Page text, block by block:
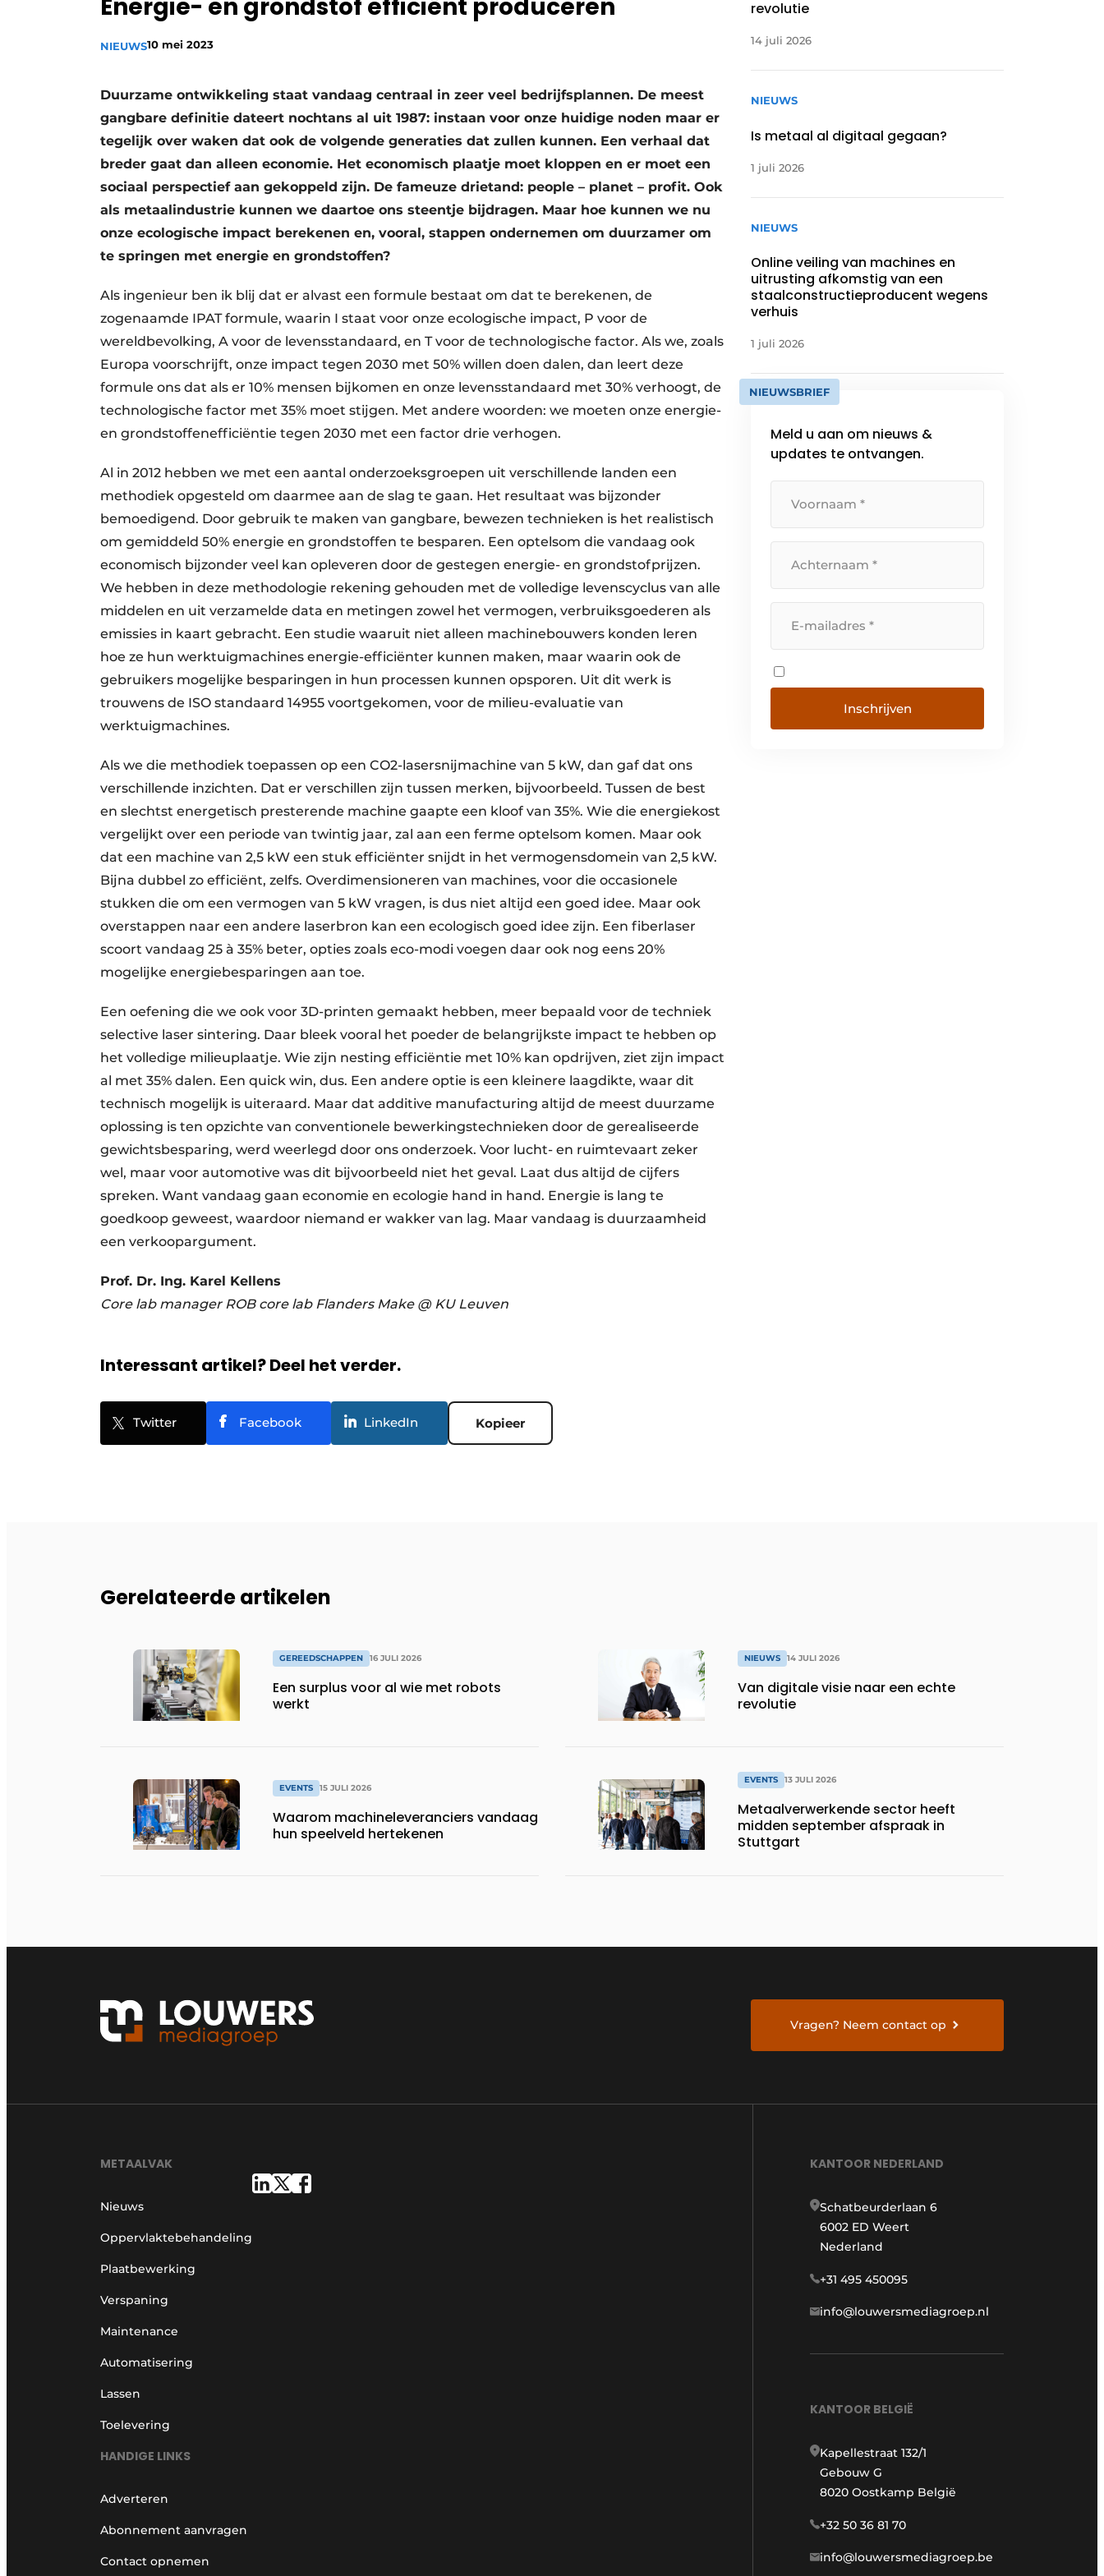
Vacature aanmelden
Vacatures
Energie- en grondstof efficiënt produceren
NIEUWS10 mei 2023
Duurzame ontwikkeling staat vandaag centraal in zeer veel bedrijfsplannen. De meest
gangbare definitie dateert nochtans al uit 1987: instaan voor onze huidige noden maar er
tegelijk over waken dat ook de volgende generaties dat zullen kunnen. Een verhaal dat
breder gaat dan alleen economie. Het economisch plaatje moet kloppen en er moet een
sociaal perspectief aan gekoppeld zijn. De fameuze drietand: people – planet – profit. Ook
als metaalindustrie kunnen we daartoe ons steentje bijdragen. Maar hoe kunnen we nu
onze ecologische impact berekenen en, vooral, stappen ondernemen om duurzamer om
te springen met energie en grondstoffen?
Als ingenieur ben ik blij dat er alvast een formule bestaat om dat te berekenen, de
zogenaamde IPAT formule, waarin I staat voor onze ecologische impact, P voor de
wereldbevolking, A voor de levensstandaard, en T voor de technologische factor. Als we, zoals
Europa voorschrijft, onze impact tegen 2030 met 50% willen doen dalen, dan leert deze
formule ons dat als er 10% mensen bijkomen en onze levensstandaard met 30% verhoogt, de
technologische factor met 35% moet stijgen. Met andere woorden: we moeten onze energie-
en grondstoffenefficiëntie tegen 2030 met een factor drie verhogen.
Al in 2012 hebben we met een aantal onderzoeksgroepen uit verschillende landen een
methodiek opgesteld om daarmee aan de slag te gaan. Het resultaat was bijzonder
bemoedigend. Door gebruik te maken van gangbare, bewezen technieken is het realistisch
om gemiddeld 50% energie en grondstoffen te besparen. Een optelsom die vandaag ook
economisch bijzonder veel kan opleveren door de gestegen energie- en grondstofprijzen.
We hebben in deze methodologie rekening gehouden met de volledige levenscyclus van alle
middelen en uit verzamelde data en metingen zowel het vermogen, verbruiksgoederen als
emissies in kaart gebracht. Een studie waaruit niet alleen machinebouwers konden leren
hoe ze hun werktuigmachines energie-efficiënter kunnen maken, maar waarin ook de
gebruikers mogelijke besparingen in hun processen kunnen opsporen. Uit dit werk is
trouwens de ISO standaard 14955 voortgekomen, voor de milieu-evaluatie van
werktuigmachines.
Als we die methodiek toepassen op een CO2-lasersnijmachine van 5 kW, dan gaf dat ons
verschillende inzichten. Dat er verschillen zijn tussen merken, bijvoorbeeld. Tussen de best
en slechtst energetisch presterende machine gaapte een kloof van 35%. Wie die energiekost
vergelijkt over een periode van twintig jaar, zal aan een ferme optelsom komen. Maar ook
dat een machine van 2,5 kW een stuk ­efficiënter snijdt in het vermogensdomein van 2,5 kW.
Bijna dubbel zo efficiënt, zelfs. Overdimensioneren van machines, voor die occasionele
stukken die om een vermogen van 5 kW vragen, is dus niet altijd een goed idee. Maar ook
overstappen naar een andere laserbron kan een ecologisch goed idee zijn. Een fiberlaser
scoort vandaag 25 à 35% beter, opties zoals eco-modi voegen daar ook nog eens 20%
mogelijke energiebesparingen aan toe.
Een oefening die we ook voor 3D-printen gemaakt hebben, meer bepaald voor de techniek
selective laser sintering. Daar bleek vooral het poeder de belangrijkste impact te hebben op
het volledige milieuplaatje. Wie zijn nesting efficiëntie met 10% kan opdrijven, ziet zijn impact
al met 35% dalen. Een quick win, dus. Een andere optie is een kleinere laagdikte, waar dit
technisch mogelijk is uiteraard. Maar dat additive manufacturing altijd de meest duurzame
oplossing is ten opzichte van conventionele bewerkingstechnieken door de gerealiseerde
gewichtsbesparing, werd weerlegd door ons onderzoek. Voor lucht- en ruimtevaart zeker
wel, maar voor automotive was dit bijvoorbeeld niet het geval. Laat dus altijd de cijfers
spreken. Want vandaag gaan economie en ecologie hand in hand. Energie is lang te
goedkoop geweest, waardoor niemand er wakker van lag. Maar vandaag is duurzaamheid
een verkoopargument.
Prof. Dr. Ing. Karel Kellens
Core lab manager ROB core lab Flanders Make @ KU Leuven
Interessant artikel? Deel het verder.
Twitter Facebook LinkedIn Kopieer
revolutie
14 juli 2026
NIEUWS
Is metaal al digitaal gegaan?
1 juli 2026
NIEUWS
Online veiling van machines en
uitrusting afkomstig van een
staalconstructieproducent wegens
verhuis
1 juli 2026
NIEUWSBRIEF
Meld u aan om nieuws &
updates te ontvangen.
Gerelateerde artikelen
GEREEDSCHAPPEN 16 JULI 2026
Een surplus voor al wie met robots
werkt
EVENTS 15 JULI 2026
Waarom machineleveranciers vandaag
hun speelveld hertekenen
NIEUWS 14 JULI 2026
Van digitale visie naar een echte
revolutie
EVENTS 13 JULI 2026
Metaalverwerkende sector heeft
midden september afspraak in
Stuttgart
Vragen? Neem contact op
METAALVAK
Nieuws
Oppervlaktebehandeling
Plaatbewerking
Verspaning
Maintenance
Automatisering
Lassen
Toelevering
HANDIGE LINKS
Adverteren
Abonnement aanvragen
Contact opnemen
KANTOOR NEDERLAND
Schatbeurderlaan 6
6002 ED Weert
Nederland
+31 495 450095
info@louwersmediagroep.nl
KANTOOR BELGIË
Kapellestraat 132/1
Gebouw G
8020 Oostkamp België
+32 50 36 81 70
info@louwersmediagroep.be